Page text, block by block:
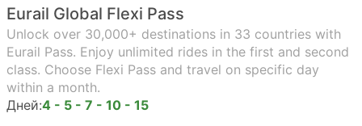
Eurail Global Flexi Pass
Unlock over 30,000+ destinations in 33 countries with
Eurail Pass. Enjoy unlimited rides in the first and second
class. Choose Flexi Pass and travel on specific day
within a month.
Дней:4 - 5 - 7 - 10 - 15